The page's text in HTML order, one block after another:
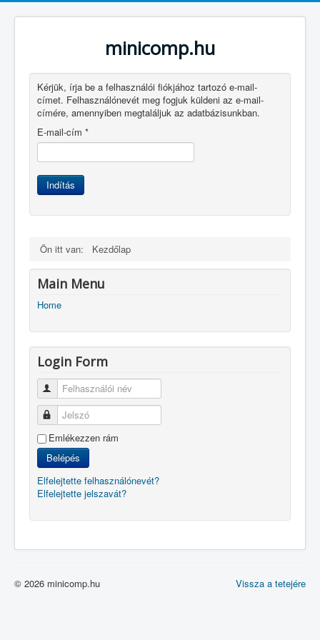
minicomp.hu
Kérjük, írja be a felhasználói fiókjához tartozó e-mail-
címet. Felhasználónevét meg fogjuk küldeni az e-mail-
címére, amennyiben megtaláljuk az adatbázisunkban.
E-mail-cím *
Indítás
Ön itt van: Kezdőlap
Main Menu
Home
Login Form
Felhasználói név
Jelszó
Emlékezzen rám
Belépés
Elfelejtette felhasználónevét?
Elfelejtette jelszavát?
Vissza a tetejére
© 2026 minicomp.hu